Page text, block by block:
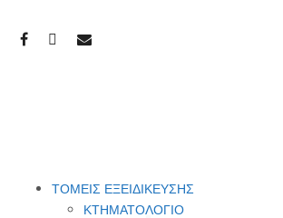
ΤΟΜΕΙΣ ΕΞΕΙΔΙΚΕΥΣΗΣ
ΚΤΗΜΑΤΟΛΟΓΙΟ